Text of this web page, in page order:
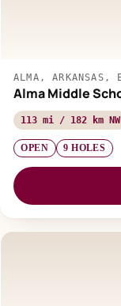
ALMA, ARKANSAS,
Alma Middle
113 mi / 182 km NW
OPEN 9 HOLES